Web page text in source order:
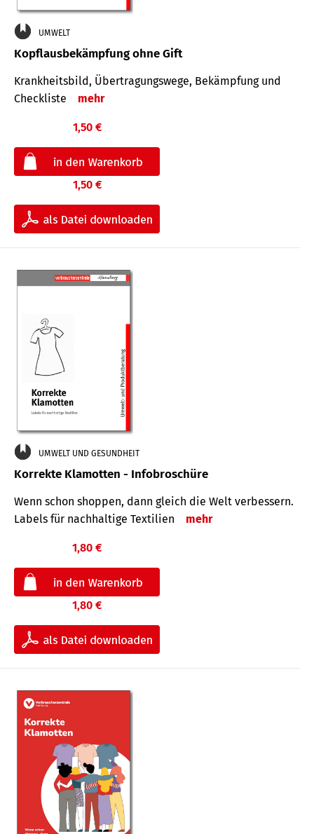
UMWELT
Kopflausbekämpfung ohne Gift
Krankheits­bild, Übertra­gungs­wege, Bekämpfung und
Check­liste
mehr
1,50 €
1,50 €
UMWELT UND GESUNDHEIT
Korrekte Klamotten - Infobroschüre
Wenn schon shoppen, dann gleich die Welt verbessern.
Labels für nachhaltige Textilien
mehr
1,80 €
1,80 €